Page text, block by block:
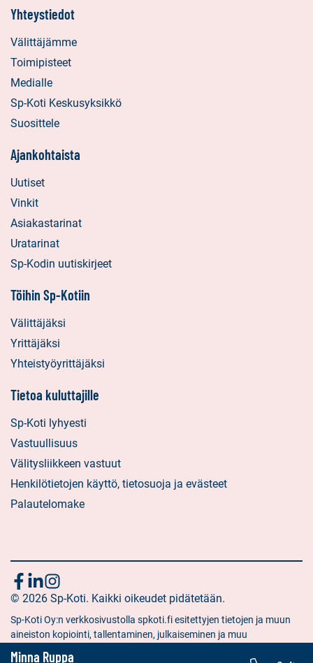
Minna Ruppa
Yhteystiedot
Välittäjämme
Toimipisteet
Medialle
Sp-Koti Keskusyksikkö
Suosittele
Ajankohtaista
Uutiset
Vinkit
Asiakastarinat
Uratarinat
Sp-Kodin uutiskirjeet
Töihin Sp-Kotiin
Välittäjäksi
Yrittäjäksi
Yhteistyöyrittäjäksi
Tietoa kuluttajille
Sp-Koti lyhyesti
Vastuullisuus
Välitysliikkeen vastuut
Henkilötietojen käyttö, tietosuoja ja evästeet
Palautelomake
Seuraa
meitä
Sosiaalinen
media:
facebook
Sosiaalinen
media:
linkedin
Sosiaalinen
media:
instagram
© 2026 Sp-Koti. Kaikki oikeudet pidätetään.
Sp-Koti Oy:n verkkosivustolla spkoti.fi esitettyjen tietojen ja muun
aineiston kopiointi, tallentaminen, julkaiseminen ja muu